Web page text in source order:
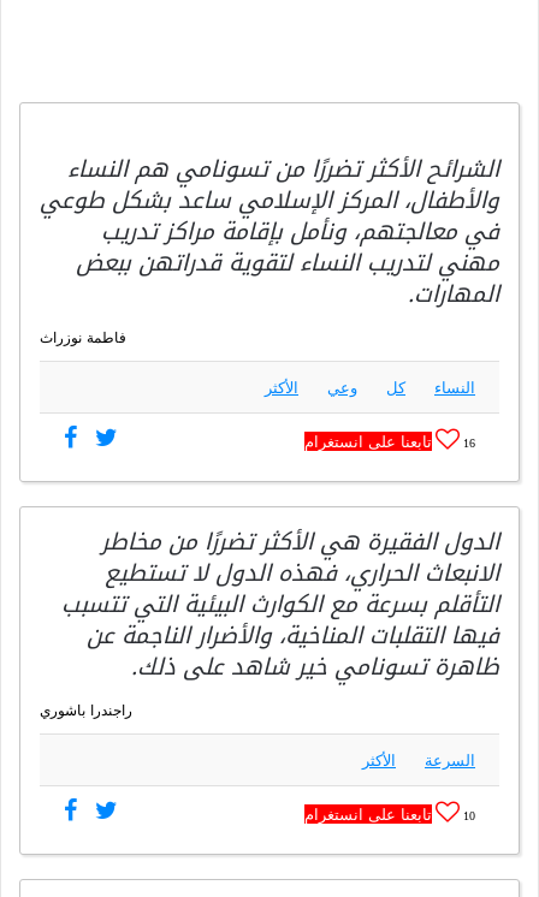
الشرائح الأكثر تضررًا من تسونامي هم النساء
والأطفال، المركز الإسلامي ساعد بشكل طوعي
في معالجتهم، ونأمل بإقامة مراكز تدريب
مهني لتدريب النساء لتقوية قدراتهن ببعض
المهارات.
فاطمة نوزراث
النساء كل وعي الأكثر
16 تابعنا على انستغرام
الدول الفقيرة هي الأكثر تضررًا من مخاطر
الانبعاث الحراري، فهذه الدول لا تستطيع
التأقلم بسرعة مع الكوارث البيئية التي تتسبب
فيها التقلبات المناخية، والأضرار الناجمة عن
ظاهرة تسونامي خير شاهد على ذلك.
راجندرا باشوري
السرعة الأكثر
10 تابعنا على انستغرام